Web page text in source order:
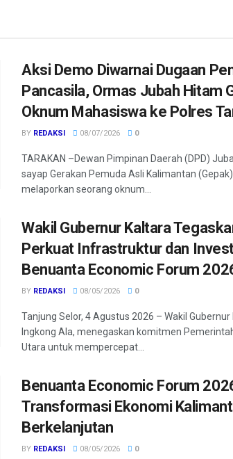
Aksi Demo Diwarnai Dugaan
Pancasila, Ormas Jubah Hitam
Oknum Mahasiswa ke Polres
BY REDAKSI 08/07/2026 0
TARAKAN –Dewan Pimpinan Daerah (DPD)
sayap Gerakan Pemuda Asli Kalimantan
melaporkan seorang oknum...
Wakil Gubernur Kaltara
Perkuat Infrastruktur dan
Benuanta Economic Forum
BY REDAKSI 08/05/2026 0
Tanjung Selor, 4 Agustus 2026 – Wakil
Ingkong Ala, menegaskan komitmen
Utara untuk mempercepat...
Benuanta Economic Forum
Transformasi Ekonomi
Berkelanjutan
BY REDAKSI 08/05/2026 0